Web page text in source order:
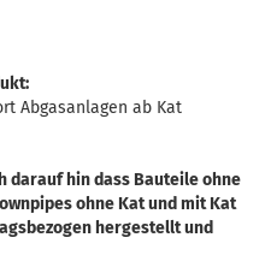
Abgasanlagen ab Kat
darauf hin dass Bauteile ohne
ohne Kat und mit Kat
hergestellt und